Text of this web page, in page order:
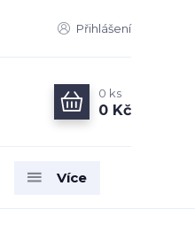
Přihlášení
0 ks
0 Kč
Více